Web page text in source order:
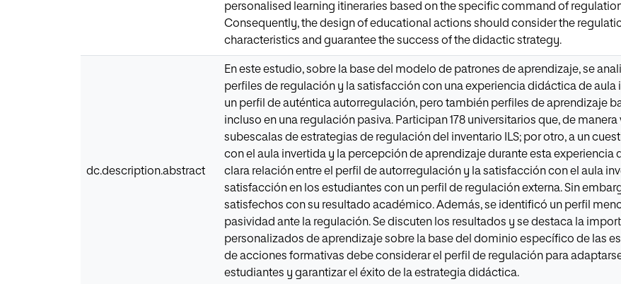
personalised learning itineraries based on the specific command of
Consequently, the design of educational actions should consider the
characteristics and guarantee the success of the didactic strategy.
dc.description.abstract
En este estudio, sobre la base del modelo de patrones de aprendizaje, se
perfiles de regulación y la satisfacción con una experiencia didáctica de aula
un perfil de auténtica autorregulación, pero también perfiles de aprendizaje
incluso en una regulación pasiva. Participan 178 universitarios que, de
subescalas de estrategias de regulación del inventario ILS; por otro, a un
con el aula invertida y la percepción de aprendizaje durante esta experiencia
clara relación entre el perfil de autorregulación y la satisfacción con el aula
satisfacción en los estudiantes con un perfil de regulación externa. Sin
satisfechos con su resultado académico. Además, se identificó un perfil
pasividad ante la regulación. Se discuten los resultados y se destaca la
personalizados de aprendizaje sobre la base del dominio específico de las
de acciones formativas debe considerar el perfil de regulación para
estudiantes y garantizar el éxito de la estrategia didáctica.